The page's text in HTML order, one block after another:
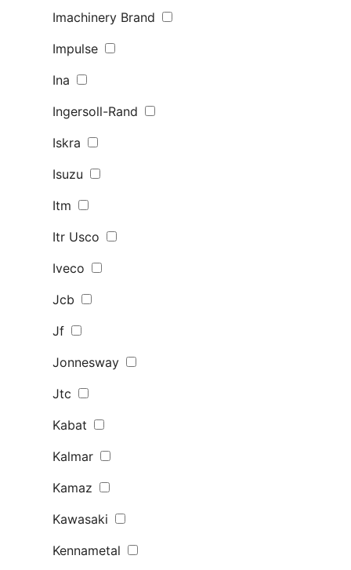
Imachinery Brand
Impulse
Ina
Ingersoll-Rand
Iskra
Isuzu
Itm
Itr Usco
Iveco
Jcb
Jf
Jonnesway
Jtc
Kabat
Kalmar
Kamaz
Kawasaki
Kennametal